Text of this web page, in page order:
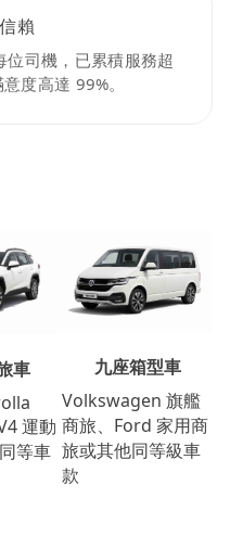
賴
位司機，已累積服務超
度高達 99%。
車
運動
等車
九座箱型車
Volkswagen 旗艦
商旅、Ford 家用商
旅或其他同等級車
款